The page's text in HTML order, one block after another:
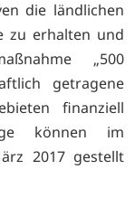
die ländlichen
zu erhalten und
„500
getragene
finanziell
können im
2017 gestellt